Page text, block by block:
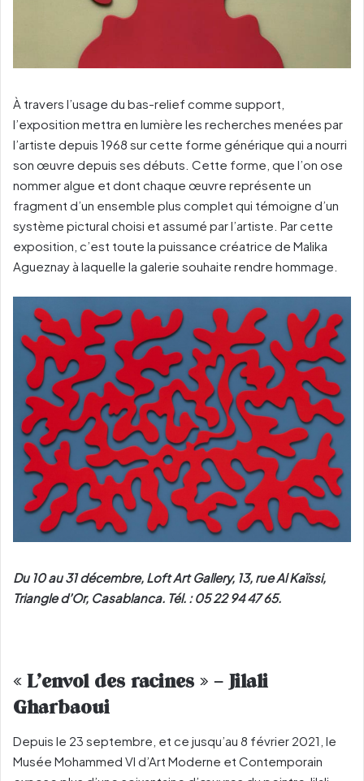
À travers l’usage du bas-relief comme support,
l’exposition mettra en lumière les recherches menées par
l’artiste depuis 1968 sur cette forme générique qui a nourri
son œuvre depuis ses débuts. Cette forme, que l’on ose
nommer algue et dont chaque œuvre représente un
fragment d’un ensemble plus complet qui témoigne d’un
système pictural choisi et assumé par l’artiste. Par cette
exposition, c’est toute la puissance créatrice de Malika
Agueznay à laquelle la galerie souhaite rendre hommage.
Du 10 au 31 décembre, Loft Art Gallery, 13, rue Al Kaïssi,
Triangle d’Or, Casablanca. Tél. : 05 22 94 47 65.
« L’envol des racines » – Jilali
Gharbaoui
Depuis le 23 septembre, et ce jusqu’au 8 février 2021, le
Musée Mohammed VI d’Art Moderne et Contemporain